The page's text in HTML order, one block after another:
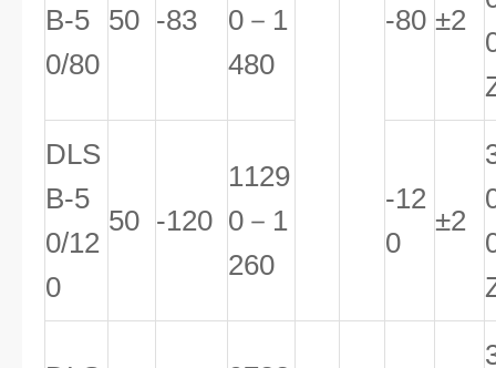
B-5
0/80
50 -83
0－1
480
-80 ±2
DLS
B-5
0/12
0
50 -120
1129
0－1
260
-12
0
±2